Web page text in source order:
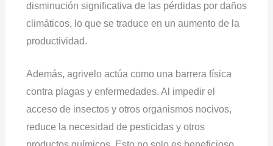
disminución significativa de las pérdidas por daños
climáticos, lo que se traduce en un aumento de la
productividad.
Además, agrivelo actúa como una barrera física
contra plagas y enfermedades. Al impedir el
acceso de insectos y otros organismos nocivos,
reduce la necesidad de pesticidas y otros